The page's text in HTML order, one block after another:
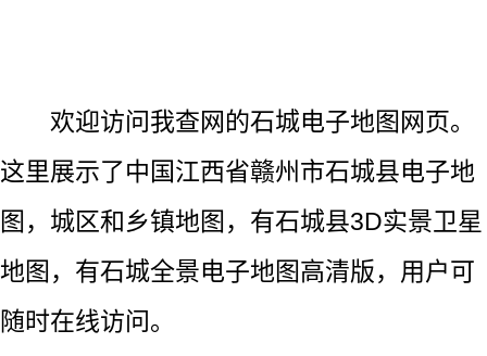
欢迎访问我查网的石城电子地图网页。
这里展示了中国江西省赣州市石城县电子地
图，城区和乡镇地图，有石城县3D实景卫星
地图，有石城全景电子地图高清版，用户可
随时在线访问。